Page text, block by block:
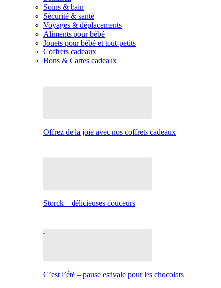
Soins & bain
Sécurité & santé
Voyages & déplacements
Aliments pour bébé
Jouets pour bébé et tout-petits
Coffrets cadeaux
Bons & Cartes cadeaux
Offrez de la joie avec nos coffrets cadeaux
Storck – délicieuses douceurs
C’est l’été – pause estivale pour les chocolats